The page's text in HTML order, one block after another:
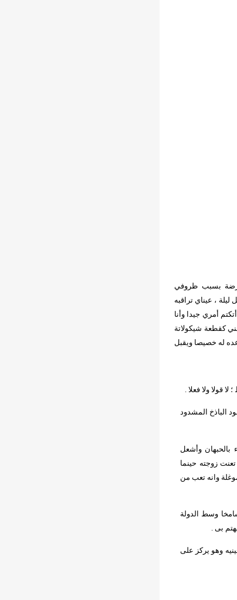
بسبب ظروفي
ليلة ، عيناي تراقبه
أمري جيدا وأنا
كقطعة شيكولاتة
له خصيصا ويقبل
قولا ولا فعلا .
الباذخ المشدود
بالحبهان وأشعل
زوجته حينما
وانه تعب من
وسط الدولة
بى .
وهو يركز على